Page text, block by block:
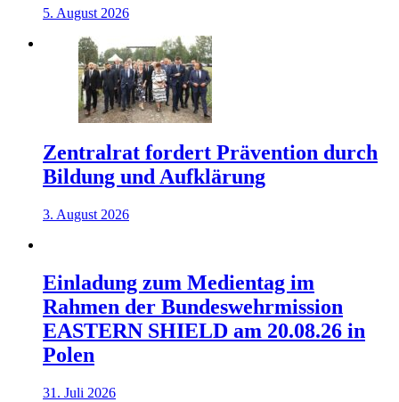
5. August 2026
Zentralrat fordert Prävention durch
Bildung und Aufklärung
3. August 2026
Einladung zum Medientag im
Rahmen der Bundeswehrmission
EASTERN SHIELD am 20.08.26 in
Polen
31. Juli 2026